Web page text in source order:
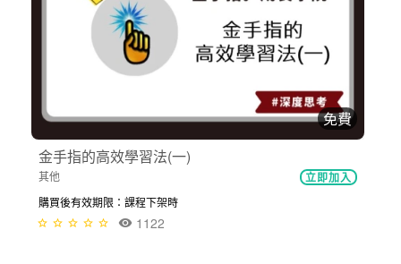
免費
金手指的高效學習法(一)
其他 立即加入
購買後有效期限：課程下架時
1122